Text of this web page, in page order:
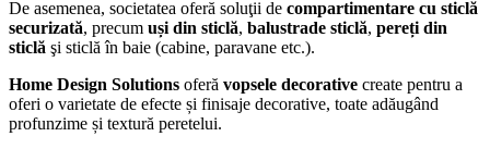
De asemenea, societatea oferă soluţii de compartimentare cu sticlă
securizată, precum uși din sticlă, balustrade sticlă, pereți din
sticlă şi sticlă în baie (cabine, paravane etc.).
Home Design Solutions oferă vopsele decorative create pentru a
oferi o varietate de efecte și finisaje decorative, toate adăugând
profunzime și textură peretelui.